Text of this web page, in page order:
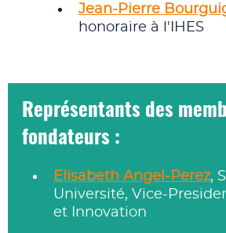
Jean-Pierre
honoraire à l'IHES
Représentants des
fondateurs :
Elisabeth Angel-Perez,
Université, Vice-
et Innovation